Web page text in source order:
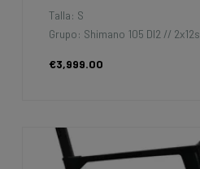
Talla: S
Grupo: Shimano 105 DI2 // 2x12s
€3,999.00